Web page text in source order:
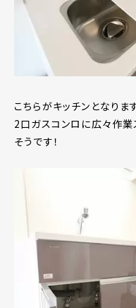
こちらがキッチンとなりま
2口ガスコンロに広々作業
そうです！